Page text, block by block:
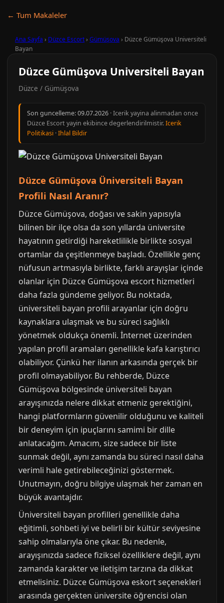
← Tum Makaleler
Ana Sayfa › Düzce Escort› Gümüşova › Düzce Gümüşova Universiteli
Bayan
Düzce Gümüşova Universiteli Bayan
Düzce / Gümüşova
Son guncelleme:09.07.2026 · Icerik yayina alinmadan once
Düzce Escort yayin ekibince degerlendirilmistir.Icerik
Politikasi ·Ihlal Bildir
Düzce Gümüşova Üniversiteli Bayan
Profili Nasıl Aranır?
Düzce Gümüşova, doğası ve sakin yapısıyla
bilinen bir ilçe olsa da son yıllarda üniversite
hayatının getirdiği hareketlilikle birlikte sosyal
ortamlar da çeşitlenmeye başladı. Özellikle genç
nüfusun artmasıyla birlikte, farklı arayışlar içinde
olanlar için Düzce Gümüşova escort hizmetleri
daha fazla gündeme geliyor. Bu noktada,
üniversiteli bayan profili arayanlar için doğru
kaynaklara ulaşmak ve bu süreci sağlıklı
yönetmek oldukça önemli. İnternet üzerinden
yapılan profil aramaları genellikle kafa karıştırıcı
olabiliyor. Çünkü her ilanın arkasında gerçek bir
profil olmayabiliyor. Bu rehberde, Düzce
Gümüşova bölgesinde üniversiteli bayan
arayışınızda nelere dikkat etmeniz gerektiğini,
hangi platformların güvenilir olduğunu ve kaliteli
bir deneyim için ipuçlarını samimi bir dille
anlatacağım. Amacım, size sadece bir liste
sunmak değil, aynı zamanda bu süreci nasıl daha
verimli hale getirebileceğinizi göstermek.
Unutmayın, doğru bilgiye ulaşmak her zaman en
büyük avantajdır.
Üniversiteli bayan profilleri genellikle daha
eğitimli, sohbeti iyi ve belirli bir kültür seviyesine
sahip olmalarıyla öne çıkar. Bu nedenle,
arayışınızda sadece fiziksel özelliklere değil, aynı
zamanda karakter ve iletişim tarzına da dikkat
etmelisiniz. Düzce Gümüşova eskort seçenekleri
arasında gerçekten üniversite öğrencisi olan